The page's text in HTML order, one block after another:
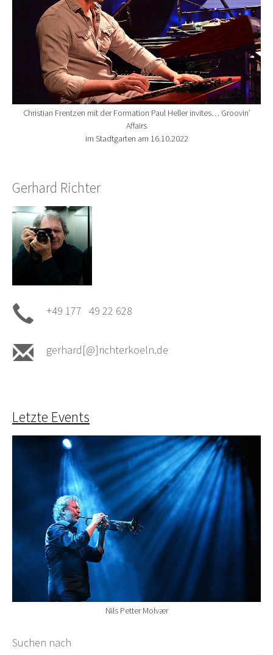
Christian Frentzen mit der Formation Paul Heller invites… Groovin’
Affairs
im Stadtgarten am 16.10.2022
Gerhard Richter
+49 177 49 22 628
gerhard[@]richterkoeln.de
Letzte Events
Nils Petter Molvær
Suchformular
Suchen nach